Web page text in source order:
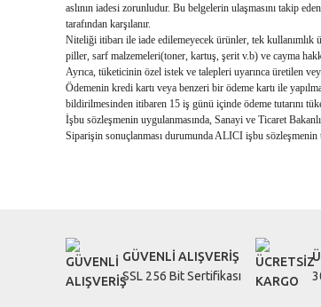
aslının iadesi zorunludur. Bu belgelerin ulaşmasını takip
tarafından karşılanır.
Niteliği itibarı ile iade edilemeyecek ürünler, tek
piller, sarf malzemeleri(toner, kartuş, şerit v.b) ve cayma
Ayrıca, tüketicinin özel istek ve talepleri uyarınca üretilen
Ödemenin kredi kartı veya benzeri bir ödeme kartı ile
bildirilmesinden itibaren 15 iş günü içinde ödeme tutarını
İşbu sözleşmenin uygulanmasında, Sanayi ve Ticaret
Siparişin sonuçlanması durumunda ALICI işbu sözleşmenin
GÜVENLİ ALIŞVERİŞ
SSL 256 Bit Sertifikası